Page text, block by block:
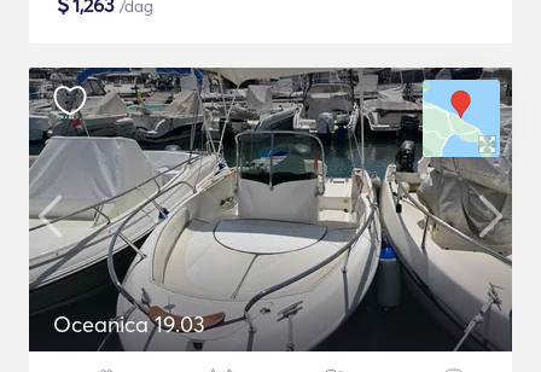
1,263 /dag
Oceanica 19.03